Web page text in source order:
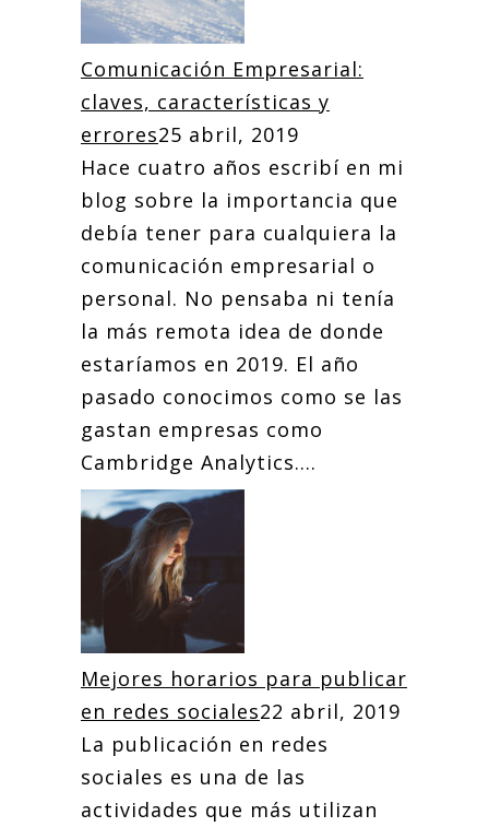
Comunicación Empresarial:
claves, características y
errores25 abril, 2019
Hace cuatro años escribí en mi
blog sobre la importancia que
debía tener para cualquiera la
comunicación empresarial o
personal. No pensaba ni tenía
la más remota idea de donde
estaríamos en 2019. El año
pasado conocimos como se las
gastan empresas como
Cambridge Analytics....
Mejores horarios para publicar
en redes sociales22 abril, 2019
La publicación en redes
sociales es una de las
actividades que más utilizan